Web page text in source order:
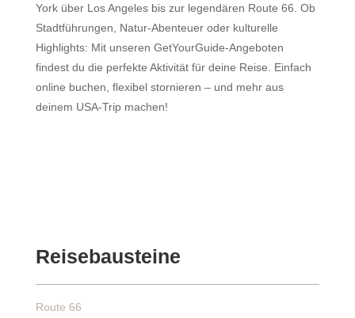
York über Los Angeles bis zur legendären Route 66. Ob
Stadtführungen, Natur-Abenteuer oder kulturelle
Highlights: Mit unseren GetYourGuide-Angeboten
findest du die perfekte Aktivität für deine Reise. Einfach
online buchen, flexibel stornieren – und mehr aus
deinem USA-Trip machen!
Reisebausteine
Route 66